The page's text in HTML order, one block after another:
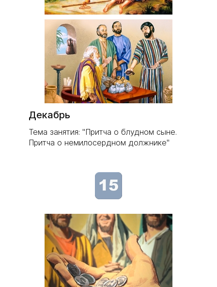
Декабрь
Тема занятия: "Притча о блудном сыне.
Притча о немилосердном должнике"